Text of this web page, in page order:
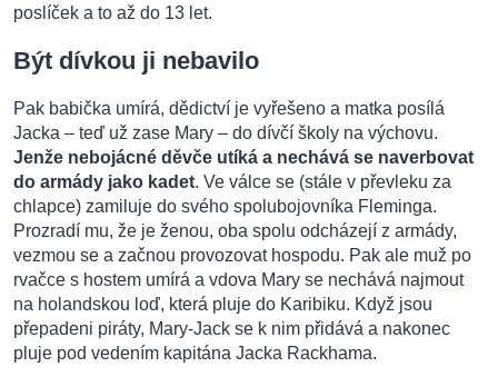
poslíček a to až do 13 let.
Být dívkou ji nebavilo
Pak babička umírá, dědictví je vyřešeno a matka posílá
Jacka – teď už zase Mary – do dívčí školy na výchovu.
Jenže nebojácné děvče utíká a nechává se naverbovat
do armády jako kadet. Ve válce se (stále v převleku za
chlapce) zamiluje do svého spolubojovníka Fleminga.
Prozradí mu, že je ženou, oba spolu odcházejí z armády,
vezmou se a začnou provozovat hospodu. Pak ale muž po
rvačce s hostem umírá a vdova Mary se nechává najmout
na holandskou loď, která pluje do Karibiku. Když jsou
přepadeni piráty, Mary-Jack se k nim přidává a nakonec
pluje pod vedením kapitána Jacka Rackhama.